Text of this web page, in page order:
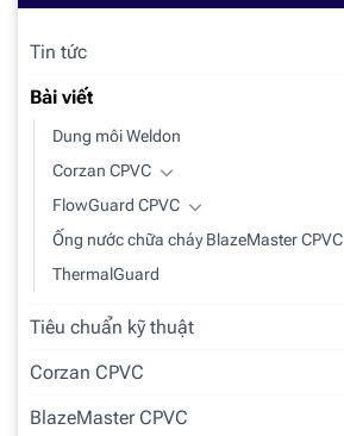
Tin tức
Bài viết
Dung môi Weldon
Corzan CPVC
FlowGuard CPVC
Ống nước chữa cháy BlazeMaster CPVC
ThermalGuard
Tiêu chuẩn kỹ thuật
Corzan CPVC
BlazeMaster CPVC